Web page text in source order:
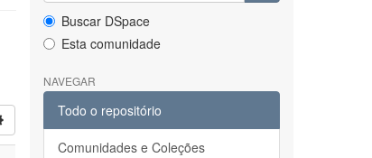
Buscar DSpace
Esta comunidade
NAVEGAR
Todo o repositório
Comunidades e Coleções